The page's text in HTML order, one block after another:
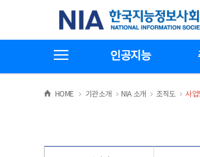
기
한국지능정보사회진흥원
인공지능
HOME >
기관소개 >NIA 소개 >
조직도 >
사업